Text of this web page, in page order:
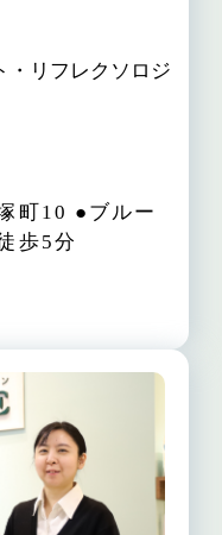
リフレクソロジスト
町10 ●ブルー
歩5分